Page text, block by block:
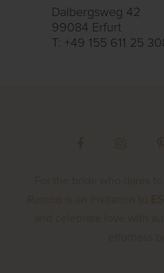
Dalbergsweg 42
99084 Erfurt
T: +49 155 611 25